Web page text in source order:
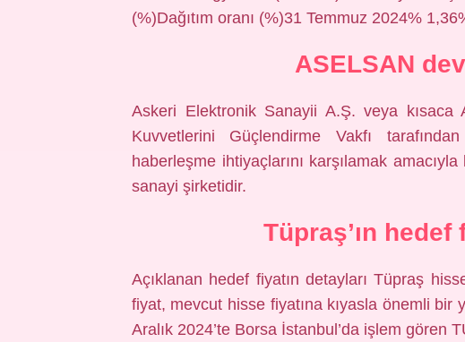
(%)Dağıtım oranı (%)31 Temmuz 2024%
ASELSAN
Askeri Elektronik Sanayii A.Ş. veya kısaca
Kuvvetlerini Güçlendirme Vakfı
haberleşme ihtiyaçlarını karşılamak
sanayi şirketidir.
Tüpraş’ın hedef
Açıklanan hedef fiyatın detayları Tüpraş
fiyat, mevcut hisse fiyatına kıyasla önemli
Aralık 2024’te Borsa İstanbul’da işlem gören